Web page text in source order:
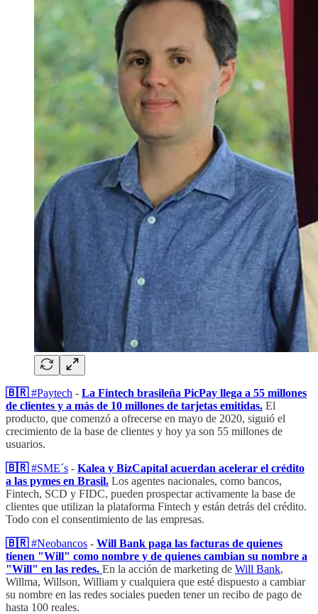
🇧🇷#Paytech - La Fintech brasileña PicPay llega a 55 millones
de clientes y a más de 10 millones de tarjetas emitidas. El
producto, que comenzó a ofrecerse en mayo de 2020, siguió el
crecimiento de la base de clientes y hoy ya son 55 millones de
usuarios.
🇧🇷#SME´s - Kalea y BizCapital acuerdan acelerar el crédito
a las pymes en Brasil. Los agentes nacionales, como bancos,
Fintech, SCD y FIDC, pueden prospectar activamente la base de
clientes que utilizan la plataforma Fintech y están detrás del crédito.
Todo con el consentimiento de las empresas.
🇧🇷#Neobancos - Will Bank paga las facturas de quienes
tienen "Will" como nombre y de quienes cambian su nombre a
"Will" en las redes. En la acción de marketing de Will Bank,
Willma, Willson, William y cualquiera que esté dispuesto a cambiar
su nombre en las redes sociales pueden tener un recibo de pago de
hasta 100 reales.